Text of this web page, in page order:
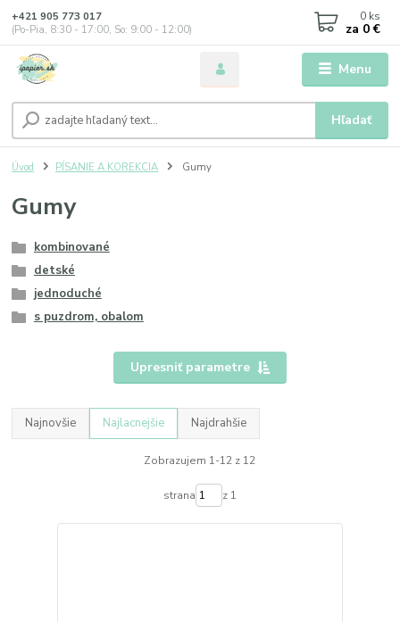
Menu
Hľadať
+421 905 773 017
(Po-Pia, 8:30 - 17:00, So: 9:00 - 12:00)
0 ks
za 0 €
Úvod PÍSANIE A KOREKCIA Gumy
Gumy
kombinované
detské
jednoduché
s puzdrom, obalom
Upresniť parametre
Najnovšie Najlacnejšie Najdrahšie
Zobrazujem 1-12 z 12
strana z 1